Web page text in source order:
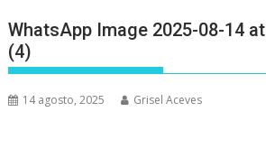
WhatsApp Image 2025-08-14
(4)
14 agosto, 2025 Grisel Aceves